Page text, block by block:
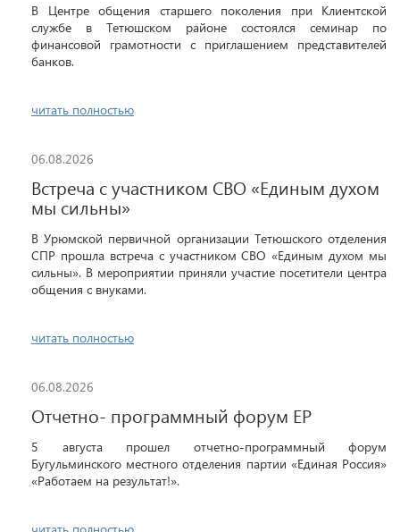
В Центре общения старшего поколения при Клиентской
службе в Тетюшском районе состоялся семинар по
финансовой грамотности с приглашением представителей
банков.
читать полностью
06.08.2026
Встреча с участником СВО «Единым духом
мы сильны»
В Урюмской первичной организации Тетюшского отделения
СПР прошла встреча с участником СВО «Единым духом мы
сильны». В мероприятии приняли участие посетители центра
общения с внуками.
читать полностью
06.08.2026
Отчетно- программный форум ЕР
5 августа прошел отчетно-программный форум
Бугульминского местного отделения партии «Единая Россия»
«Работаем на результат!».